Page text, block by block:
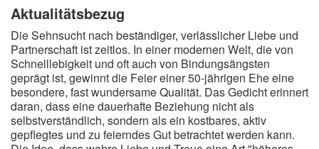
Aktualitätsbezug
Die Sehnsucht nach beständiger, verlässlicher Liebe und
Partnerschaft ist zeitlos. In einer modernen Welt, die von
Schnelllebigkeit und oft auch von Bindungsängsten
geprägt ist, gewinnt die Feier einer 50-jährigen Ehe eine
besondere, fast wundersame Qualität. Das Gedicht erinnert
daran, dass eine dauerhafte Beziehung nicht als
selbstverständlich, sondern als ein kostbares, aktiv
gepflegtes und zu feierndes Gut betrachtet werden kann.